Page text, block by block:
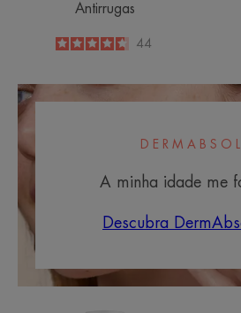
Antirrugas
4.7
/
5
44
A minha idade me
Descubra